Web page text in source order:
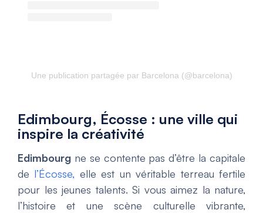
Une publication partagée par Barcelona (@barcelona)
Edimbourg, Écosse : une ville qui
inspire la créativité
Edimbourg ne se contente pas d’être la capitale
de l’Écosse, elle est un véritable terreau fertile
pour les jeunes talents. Si vous aimez la nature,
l’histoire et une scène culturelle vibrante,